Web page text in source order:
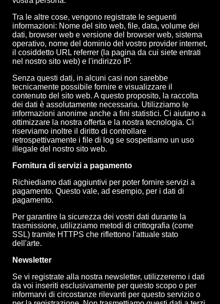
Tra le altre cose, vengono registrate le seguenti
informazioni: Nome del sito web, file, data, volume dei
dati, browser web e versione del browser web, sistema
operativo, nome del dominio del vostro provider internet,
il cosiddetto URL referrer (la pagina da cui siete entrati
nel nostro sito web) e l'indirizzo IP.
Senza questi dati, in alcuni casi non sarebbe
tecnicamente possibile fornire e visualizzare il
contenuto del sito web. A questo proposito, la raccolta
dei dati è assolutamente necessaria. Utilizziamo le
informazioni anonime anche a fini statistici. Ci aiutano a
ottimizzare la nostra offerta e la nostra tecnologia. Ci
riserviamo inoltre il diritto di controllare
retrospettivamente i file di log se sospettiamo un uso
illegale del nostro sito web.
Fornitura di servizi a pagamento
Richiediamo dati aggiuntivi per poter fornire servizi a
pagamento. Questo vale, ad esempio, per i dati di
pagamento.
Per garantire la sicurezza dei vostri dati durante la
trasmissione, utilizziamo metodi di crittografia (come
SSL) tramite HTTPS che riflettono l'attuale stato
dell'arte.
Newsletter
Se vi registrate alla nostra newsletter, utilizzeremo i dati
da voi inseriti esclusivamente per questo scopo o per
informarvi di circostanze rilevanti per questo servizio o